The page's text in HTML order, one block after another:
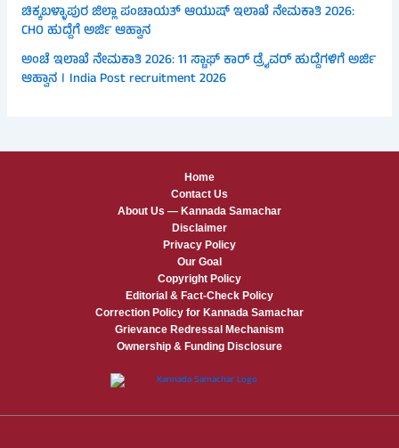
ಚಿಕ್ಕಬಳ್ಳಾಪುರ ಜಿಲ್ಲಾ ಪಂಚಾಯತ್ ಆಯುಷ್ ಇಲಾಖೆ ನೇಮಕಾತಿ 2026:
CHO ಹುದ್ದೆಗೆ ಅರ್ಜಿ ಆಹ್ವಾನ
ಅಂಚೆ ಇಲಾಖೆ ನೇಮಕಾತಿ 2026: 11 ಸ್ಟಾಫ್ ಕಾರ್ ಡ್ರೈವರ್ ಹುದ್ದೆಗಳಿಗೆ ಅರ್ಜಿ
ಆಹ್ವಾನ । India Post recruitment 2026
Home
Contact Us
About Us — Kannada Samachar
Disclaimer
Privacy Policy
Our Goal
Copyright Policy
Editorial & Fact-Check Policy
Correction Policy for Kannada Samachar
Grievance Redressal Mechanism
Ownership & Funding Disclosure